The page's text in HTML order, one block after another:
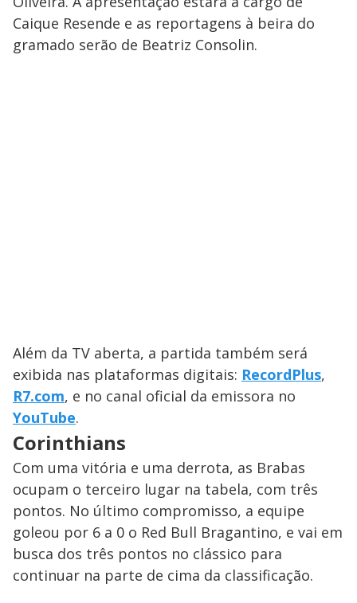
Caique Resende e as reportagens à beira do
gramado serão de Beatriz Consolin.
Além da TV aberta, a partida também será
exibida nas plataformas digitais: RecordPlus,
R7.com, e no canal oficial da emissora no
YouTube.
Corinthians
Com uma vitória e uma derrota, as Brabas
ocupam o terceiro lugar na tabela, com três
pontos. No último compromisso, a equipe
goleou por 6 a 0 o Red Bull Bragantino, e vai em
busca dos três pontos no clássico para
continuar na parte de cima da classificação.